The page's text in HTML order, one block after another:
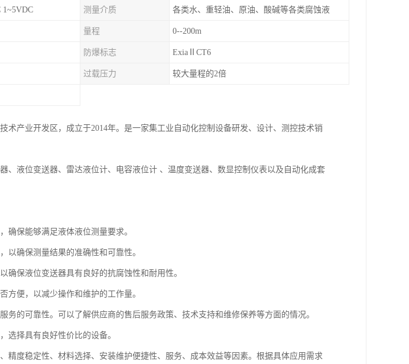
1~5VDC 测量介质 各类水、重轻油、原油、酸碱等各类腐蚀液
量程 0--200m
防爆标志 ExiaⅡCT6
过载压力 较大量程的2倍
术产业开发区，成立于2014年。是一家集工业自动化控制设备研发、设计、测控技术销
、液位变送器、雷达液位计、电容液位计 、温度变送器、数显控制仪表以及自动化成套
确保能够满足液体液位测量要求。
以确保测量结果的准确性和可靠性。
确保液位变送器具有良好的抗腐蚀性和耐用性。
方便，以减少操作和维护的工作量。
务的可靠性。可以了解供应商的售后服务政策、技术支持和维修保养等方面的情况。
选择具有良好性价比的设备。
精度稳定性、材料选择、安装维护便捷性、服务、成本效益等因素。根据具体应用需求